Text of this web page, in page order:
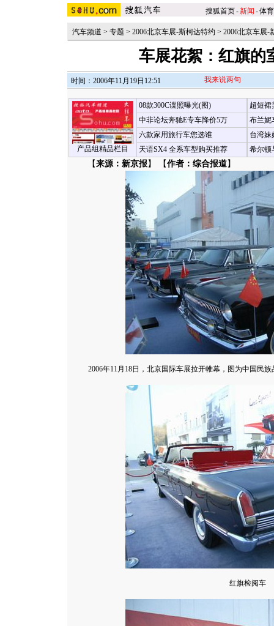
搜狐首页-新闻 -体育
汽车频道 > 专题 > 2006北京车展-斯柯达特约 > 2006北京车展-
车展花絮：红旗的
时间：2006年11月19日12:51 我来说两句
产品组精品栏目
08款300C谍照曝光(图)
中非论坛奔驰E专车降价5万
六款家用旅行车您选谁
天语SX4 全系车型购买推荐
超短裙
布兰妮
台湾妹
希尔顿
【来源：新京报】 【作者：综合报道】
2006年11月18日，北京国际车展拉开帷幕，图为中国民
红旗检阅车